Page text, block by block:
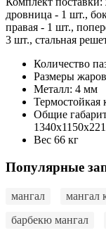
дровница - 1 шт.,
правая - 1 шт.,
3 шт., стальная
Количество
Размеры
Металл: 4 мм
Термостойкая
Общие
Вес 66 кг
Популярные
мангал мангал
барбекю мангал